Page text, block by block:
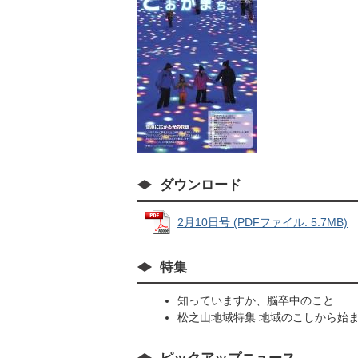
ダウンロード
2月10日号 (PDFファイル: 5.7MB)
特集
知っていますか、脳卒中のこと
松之山地域特集 地域のこしから始